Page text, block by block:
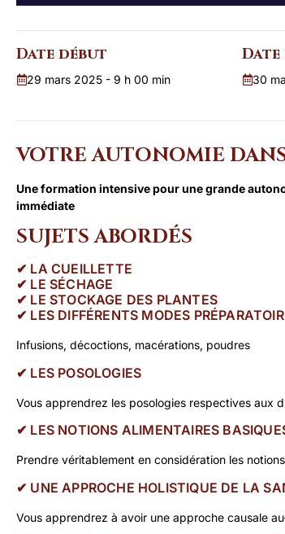
Date début
29 mars 2025 - 9 h 00 min 30
VOTRE AUTONOMIE
Une formation intensive pour une grande
immédiate
SUJETS ABORDÉS
✔︎ LA CUEILLETTE
✔︎ LE SÉCHAGE
✔︎ LE STOCKAGE DES PLANTES
✔︎ LES DIFFÉRENTS MODES
Infusions, décoctions, macérations, poudres
✔︎ LES POSOLOGIES
Vous apprendrez les posologies respectives aux
✔︎ LES NOTIONS ALIMENTAIRES
Prendre véritablement en considération les
✔︎ UNE APPROCHE HOLISTIQUE DE LA
Vous apprendrez à avoir une approche causale